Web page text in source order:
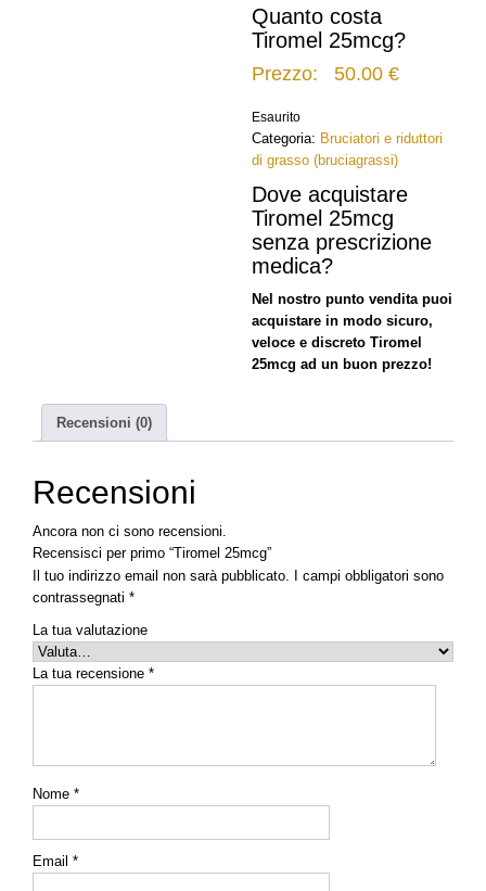
Quanto costa
Tiromel 25mcg?
Prezzo: 50.00 €
Esaurito
Categoria: Bruciatori e riduttori
di grasso (bruciagrassi)
Dove acquistare
Tiromel 25mcg
senza prescrizione
medica?
Nel nostro punto vendita puoi
acquistare in modo sicuro,
veloce e discreto Tiromel
25mcg ad un buon prezzo!
Recensioni (0)
Recensioni
Ancora non ci sono recensioni.
Recensisci per primo “Tiromel 25mcg”
Il tuo indirizzo email non sarà pubblicato.
I campi obbligatori sono
contrassegnati *
La tua valutazione
La tua recensione *
Nome *
Email *